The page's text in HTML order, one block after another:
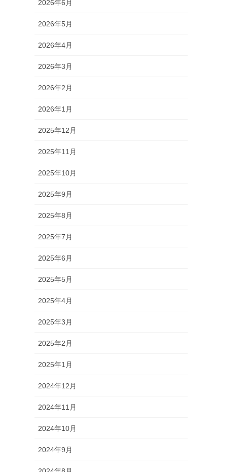
2026年6月
2026年5月
2026年4月
2026年3月
2026年2月
2026年1月
2025年12月
2025年11月
2025年10月
2025年9月
2025年8月
2025年7月
2025年6月
2025年5月
2025年4月
2025年3月
2025年2月
2025年1月
2024年12月
2024年11月
2024年10月
2024年9月